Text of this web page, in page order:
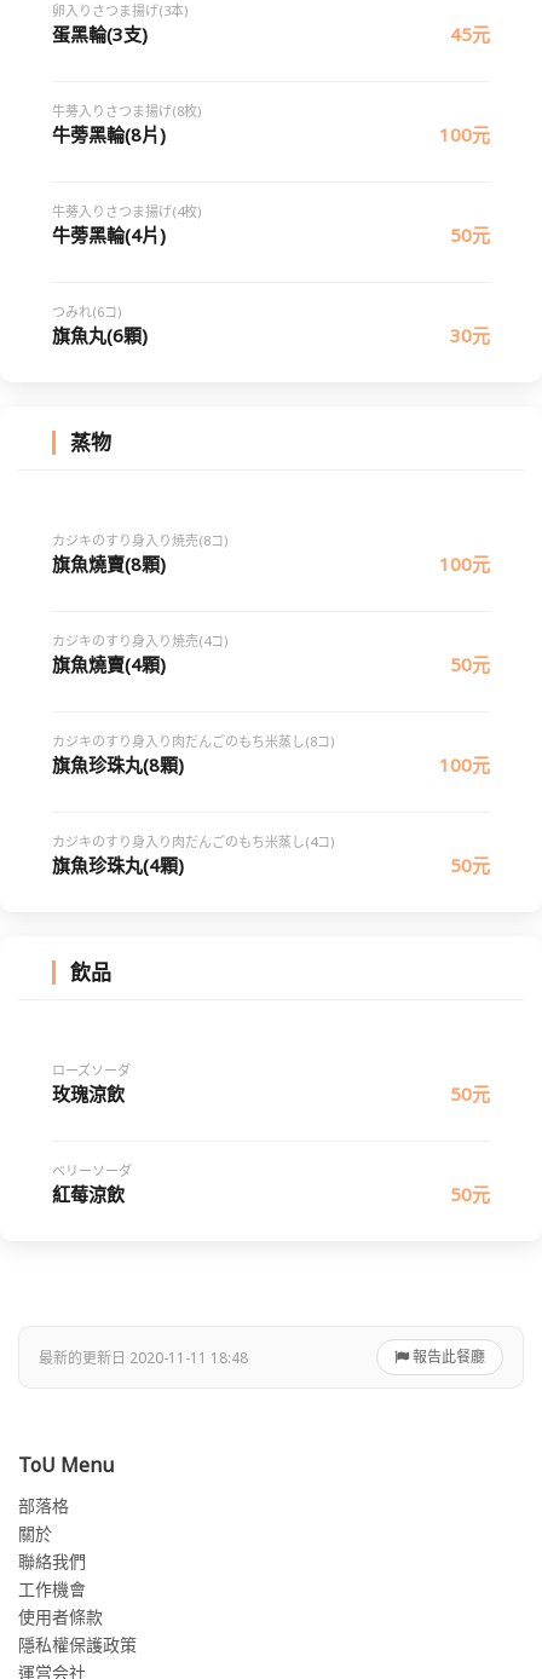
卵入りさつま揚げ(3本)
蛋黑輪(3支) 45元
牛蒡入りさつま揚げ(8枚)
牛蒡黑輪(8片) 100元
牛蒡入りさつま揚げ(4枚)
牛蒡黑輪(4片) 50元
つみれ(6コ)
旗魚丸(6顆) 30元
蒸物
カジキのすり身入り焼売(8コ)
旗魚燒賣(8顆) 100元
カジキのすり身入り焼売(4コ)
旗魚燒賣(4顆) 50元
カジキのすり身入り肉だんごのもち米蒸し(8コ)
旗魚珍珠丸(8顆) 100元
カジキのすり身入り肉だんごのもち米蒸し(4コ)
旗魚珍珠丸(4顆) 50元
飲品
ローズソーダ
玫瑰涼飲 50元
ベリーソーダ
紅莓涼飲 50元
最新的更新日 2020-11-11 18:48 報告此餐廳
ToU Menu
部落格
關於
聯絡我們
工作機會
使用者條款
隱私權保護政策
運営会社